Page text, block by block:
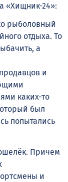
«Хищник-24»:
рыболовный
отдыха. То
а
и
каких-то
был
попытались
Причем
и